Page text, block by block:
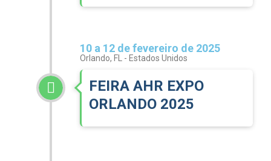
10 a 12 de fevereiro de 2025
Orlando, FL - Estados Unidos
FEIRA AHR EXPO
ORLANDO 2025